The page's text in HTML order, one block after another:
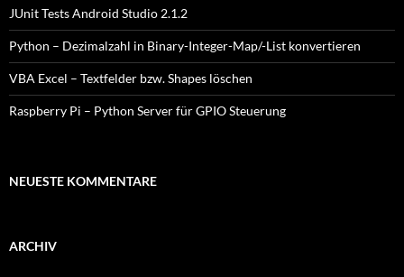
JUnit Tests Android Studio 2.1.2
Python – Dezimalzahl in Binary-Integer-Map/-List konvertieren
VBA Excel – Textfelder bzw. Shapes löschen
Raspberry Pi – Python Server für GPIO Steuerung
NEUESTE KOMMENTARE
ARCHIV